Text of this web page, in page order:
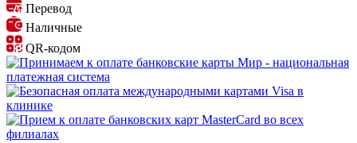
Перевод
Наличные
QR-кодом